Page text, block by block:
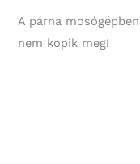
A párna
nem kopik meg!